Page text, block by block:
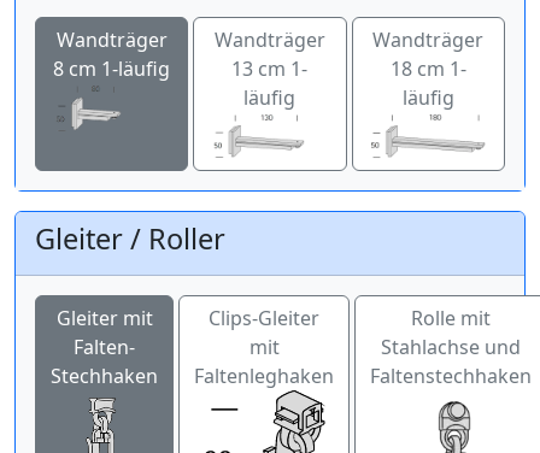
Wandträger
8 cm 1-läufig
Wandträger
13 cm 1-
läufig
Wandträger
18 cm 1-
läufig
Gleiter / Roller
Gleiter mit
Falten-
Stechhaken
Clips-Gleiter
mit
Faltenleghaken
Rolle mit
Stahlachse und
Faltenstechhaken